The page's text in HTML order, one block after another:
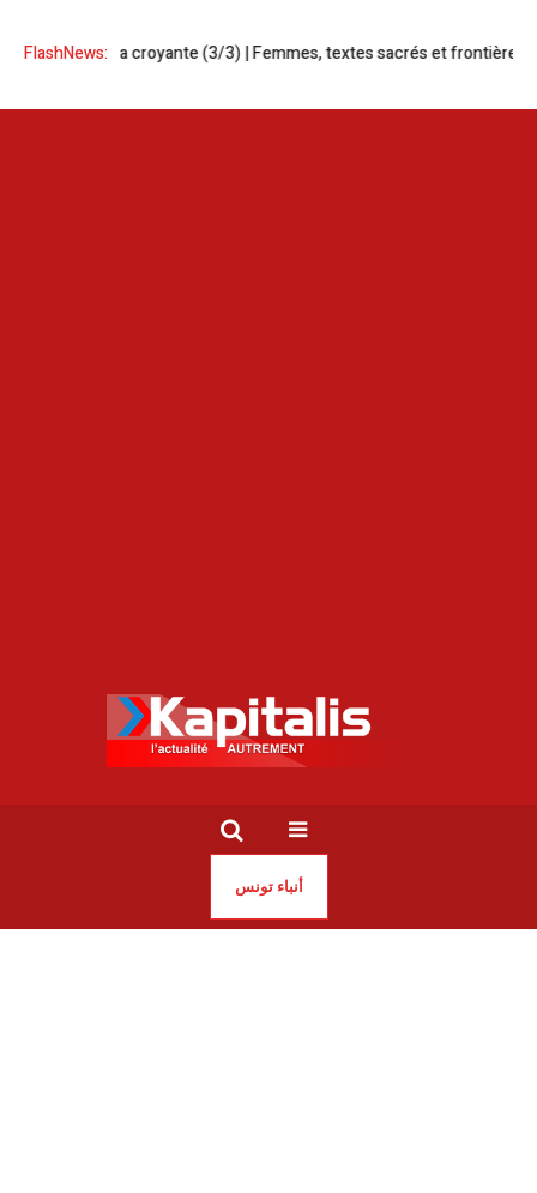
FlashNews:
croyante (3/3) | Femmes, textes sacrés et frontière laïque Mondial
أنباء تونس